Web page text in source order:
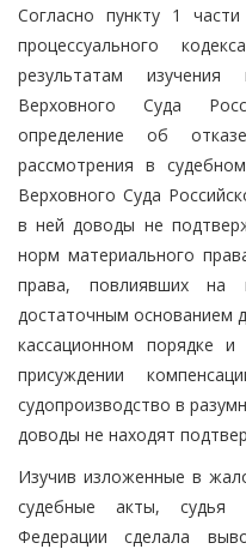
Согласно пункту 1
процессуального
результатам
Верховного Суда
определение об
рассмотрения в
Верховного Суда
в ней доводы не
норм материального
права, повлиявших
достаточным основанием
кассационном порядке
присуждении
судопроизводство в
доводы не находят
Изучив изложенные в
судебные акты, судья
Федерации сделала